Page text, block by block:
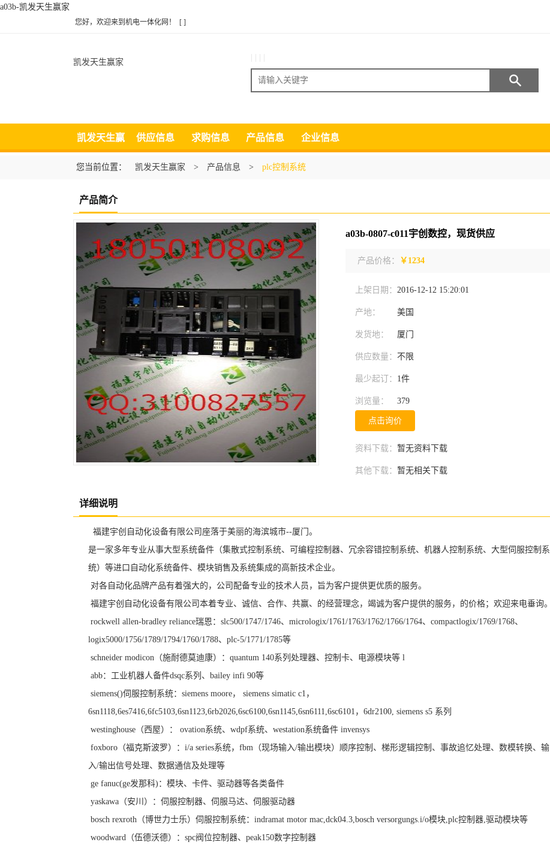
a03b-凯发天生赢家
您好，欢迎来到机电一体化网！ [ ]
凯发天生赢家
搜索
凯发天生赢
家
供应信息 求购信息 产品信息 企业信息
您当前位置： 凯发天生赢家 > 产品信息 > plc控制系统
产品简介
a03b-0807-c011宇创数控，现货供应
产品价格： ￥1234
上架日期： 2016-12-12 15:20:01
产地： 美国
发货地： 厦门
供应数量： 不限
最少起订： 1件
浏览量： 379
点击询价
资料下载： 暂无资料下载
其他下载： 暂无相关下载
详细说明
福建宇创自动化设备有限公司座落于美丽的海滨城市--厦门。
是一家多年专业从事大型系统备件（集散式控制系统、可编程控制器、冗余容错控制系统、机器人控制系统、大型伺服控制系
统）等进口自动化系统备件、模块销售及系统集成的高新技术企业。
对各自动化品牌产品有着强大的，公司配备专业的技术人员，旨为客户提供更优质的服务。
福建宇创自动化设备有限公司本着专业、诚信、合作、共赢、的经营理念，竭诚为客户提供的服务，的价格；欢迎来电垂询。
rockwell allen-bradley reliance瑞恩：slc500/1747/1746、micrologix/1761/1763/1762/1766/1764、compactlogix/1769/1768、
logix5000/1756/1789/1794/1760/1788、plc-5/1771/1785等
schneider modicon（施耐德莫迪康）：quantum 140系列处理器、控制卡、电源模块等 l
abb：工业机器人备件dsqc系列、bailey infi 90等
siemens()伺服控制系统：siemens moore， siemens simatic c1，
6sn1118,6es7416,6fc5103,6sn1123,6rb2026,6sc6100,6sn1145,6sn6111,6sc6101，6dr2100, siemens s5 系列
westinghouse（西屋）： ovation系统、wdpf系统、westation系统备件 invensys
foxboro（福克斯波罗）：i/a series系统，fbm（现场输入/输出模块）顺序控制、梯形逻辑控制、事故追忆处理、数模转换、输
入/输出信号处理、数据通信及处理等
ge fanuc(ge发那科)：模块、卡件、驱动器等各类备件
yaskawa（安川）：伺服控制器、伺服马达、伺服驱动器
bosch rexroth（博世力士乐）伺服控制系统：indramat motor mac,dck04.3,bosch versorgungs.i/o模块,plc控制器,驱动模块等
woodward（伍德沃德）：spc阀位控制器、peak150数字控制器